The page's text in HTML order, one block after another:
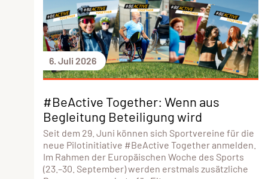
6. Juli 2026
#BeActive Together: Wenn aus
Begleitung Beteiligung wird
Seit dem 29. Juni können sich Sportvereine für die
neue Pilotinitiative #BeActive Together anmelden.
Im Rahmen der Europäischen Woche des Sports
(23.–30. September) werden erstmals zusätzliche